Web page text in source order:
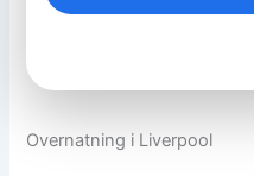
Overnatning i Liverpool